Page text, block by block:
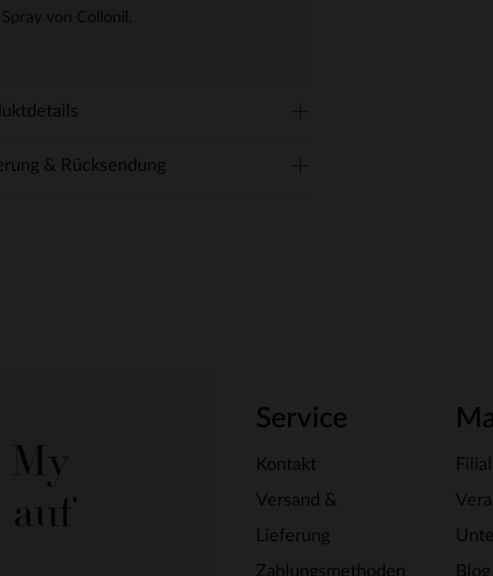
Spray von Collonil.
& Rücksendung
My
auf
Service
Kontakt
Versand &
Lieferung
Zahlungsmethoden